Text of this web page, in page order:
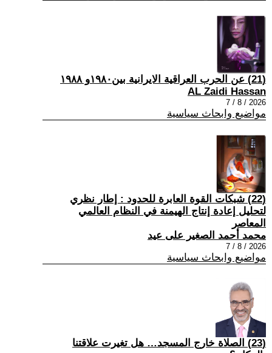
(21) عن الحرب العراقية الايرانية بين١٩٨٠و ١٩٨٨
AL Zaidi Hassan
2026 / 8 / 7
مواضيع وابحاث سياسية
(22) شبكات القوة العابرة للحدود : إطار نظري
لتحليل إعادة إنتاج الهيمنة في النظام العالمي
المعاصر
محمد أحمد الصغير على عيد
2026 / 8 / 7
مواضيع وابحاث سياسية
(23) الصلاة خارج المسجد… هل تغيرت علاقتنا